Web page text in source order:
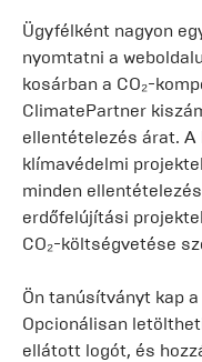
Ügyfélként nagyon
nyomtatni a
kosárban a CO₂-
ClimatePartner
ellentételezés árat.
klímavédelmi
minden
erdőfelújítási
CO₂-költségvetése
Ön tanúsítványt kap
Opcionálisan
ellátott logót, és